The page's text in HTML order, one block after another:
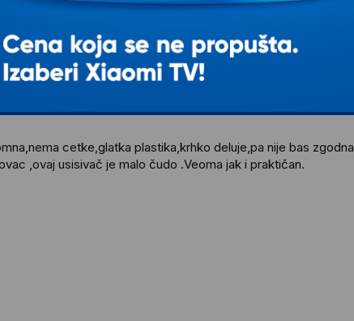
cetke,glatka plastika,krhko deluje,pa nije bas zgodna
,ovaj usisivač je malo čudo .Veoma jak i praktičan.